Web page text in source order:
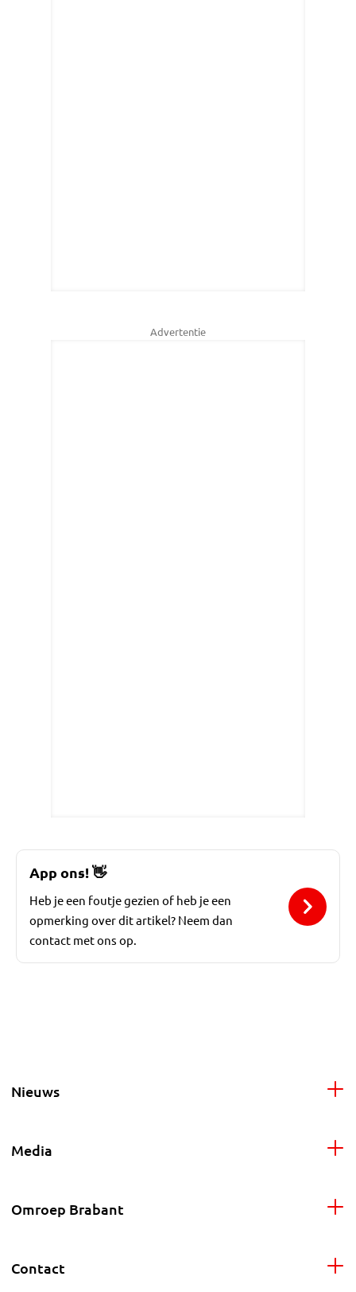
Advertentie
App ons!👋
Heb je een foutje gezien of heb je een
opmerking over dit artikel? Neem dan
contact met ons op.
Nieuws
Media
Omroep Brabant
Contact